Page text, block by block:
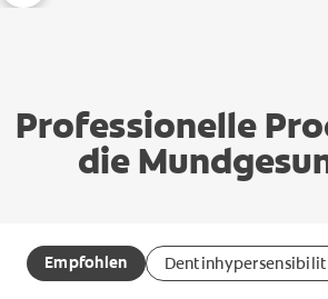
Professionelle
die
Empfohlen